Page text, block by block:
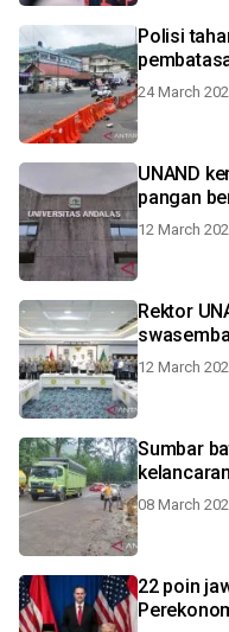
Polisi
24 March
UNAND
pangan
12 March
Rektor
12 March
Sumbar
08 March
22 poin